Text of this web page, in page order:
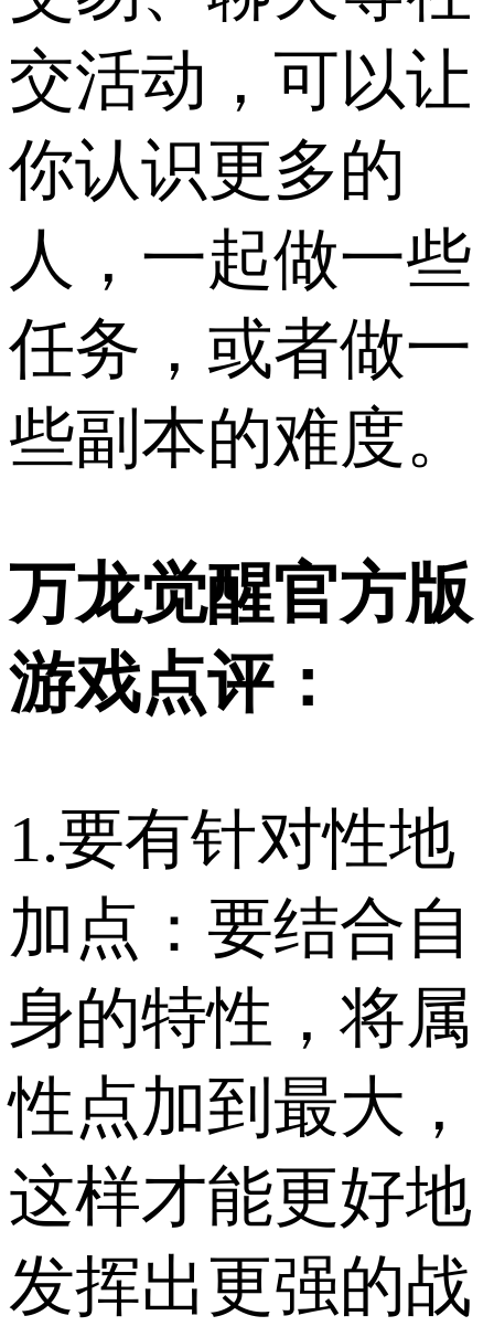
交活动，可以让
你认识更多的
人，一起做一些
任务，或者做一
些副本的难度。
万龙觉醒官方版
游戏点评：
1.要有针对性地
加点：要结合自
身的特性，将属
性点加到最大，
这样才能更好地
发挥出更强的战